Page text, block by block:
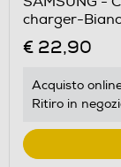
charger-
€ 22,90
Acquisto
Ritiro in